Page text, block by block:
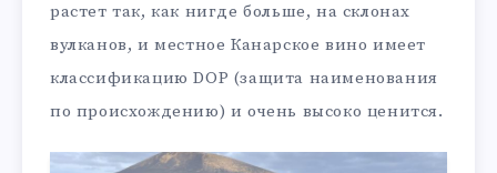
растет так, как нигде больше, на склонах
вулканов, и местное Канарское вино имеет
классификацию DOP (защита наименования
по происхождению) и очень высоко ценится.